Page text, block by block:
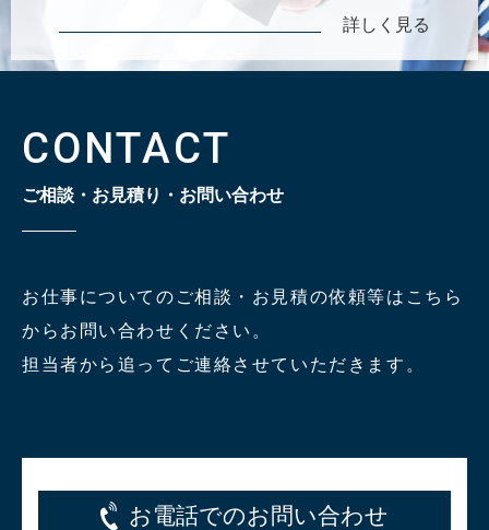
詳しく見る
CONTACT
ご相談・お見積り・お問い合わせ
お仕事についてのご相談・お見積の依頼等はこちら
からお問い合わせください。
担当者から追ってご連絡させていただきます。
お電話でのお問い合わせ